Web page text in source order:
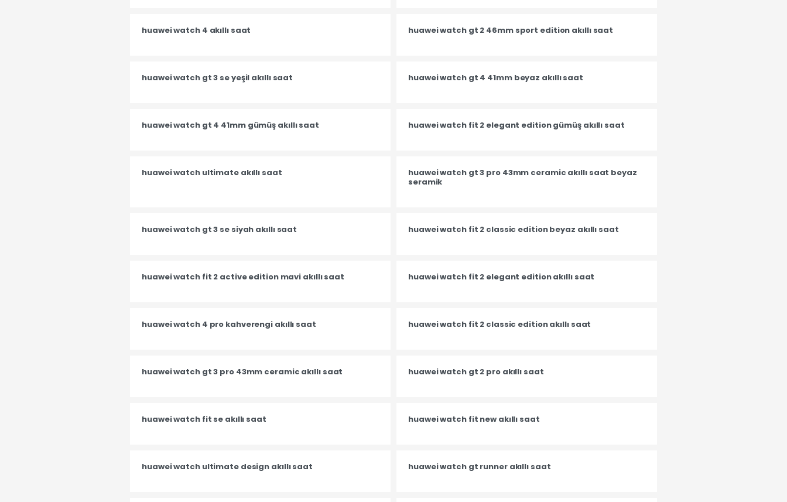
huawei watch 4 akıllı saat huawei watch gt 2 46mm sport edition akıllı saat
huawei watch gt 3 se yeşil akıllı saat huawei watch gt 4 41mm beyaz akıllı saat
huawei watch gt 4 41mm gümüş akıllı saat huawei watch fit 2 elegant edition gümüş akıllı saat
huawei watch ultimate akıllı saat
huawei watch gt 3 pro 43mm ceramic akıllı saat beyaz
seramik
huawei watch gt 3 se siyah akıllı saat huawei watch fit 2 classic edition beyaz akıllı saat
huawei watch fit 2 active edition mavi akıllı saat huawei watch fit 2 elegant edition akıllı saat
huawei watch 4 pro kahverengi akıllı saat huawei watch fit 2 classic edition akıllı saat
huawei watch gt 3 pro 43mm ceramic akıllı saat huawei watch gt 2 pro akıllı saat
huawei watch fit se akıllı saat huawei watch fit new akıllı saat
huawei watch ultimate design akıllı saat huawei watch gt runner akıllı saat